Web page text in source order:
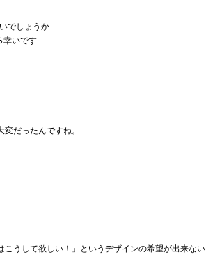
でしょうか
幸いです
だったんですね。
うして欲しい！」というデザインの希望が出来ない